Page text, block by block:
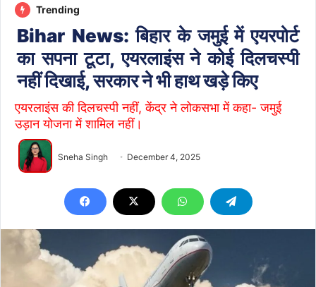
Trending
Bihar News: बिहार के जमुई में एयरपोर्ट
का सपना टूटा, एयरलाइंस ने कोई दिलचस्पी
नहीं दिखाई, सरकार ने भी हाथ खड़े किए
एयरलाइंस की दिलचस्पी नहीं, केंद्र ने लोकसभा में कहा- जमुई
उड़ान योजना में शामिल नहीं।
Sneha Singh December 4, 2025